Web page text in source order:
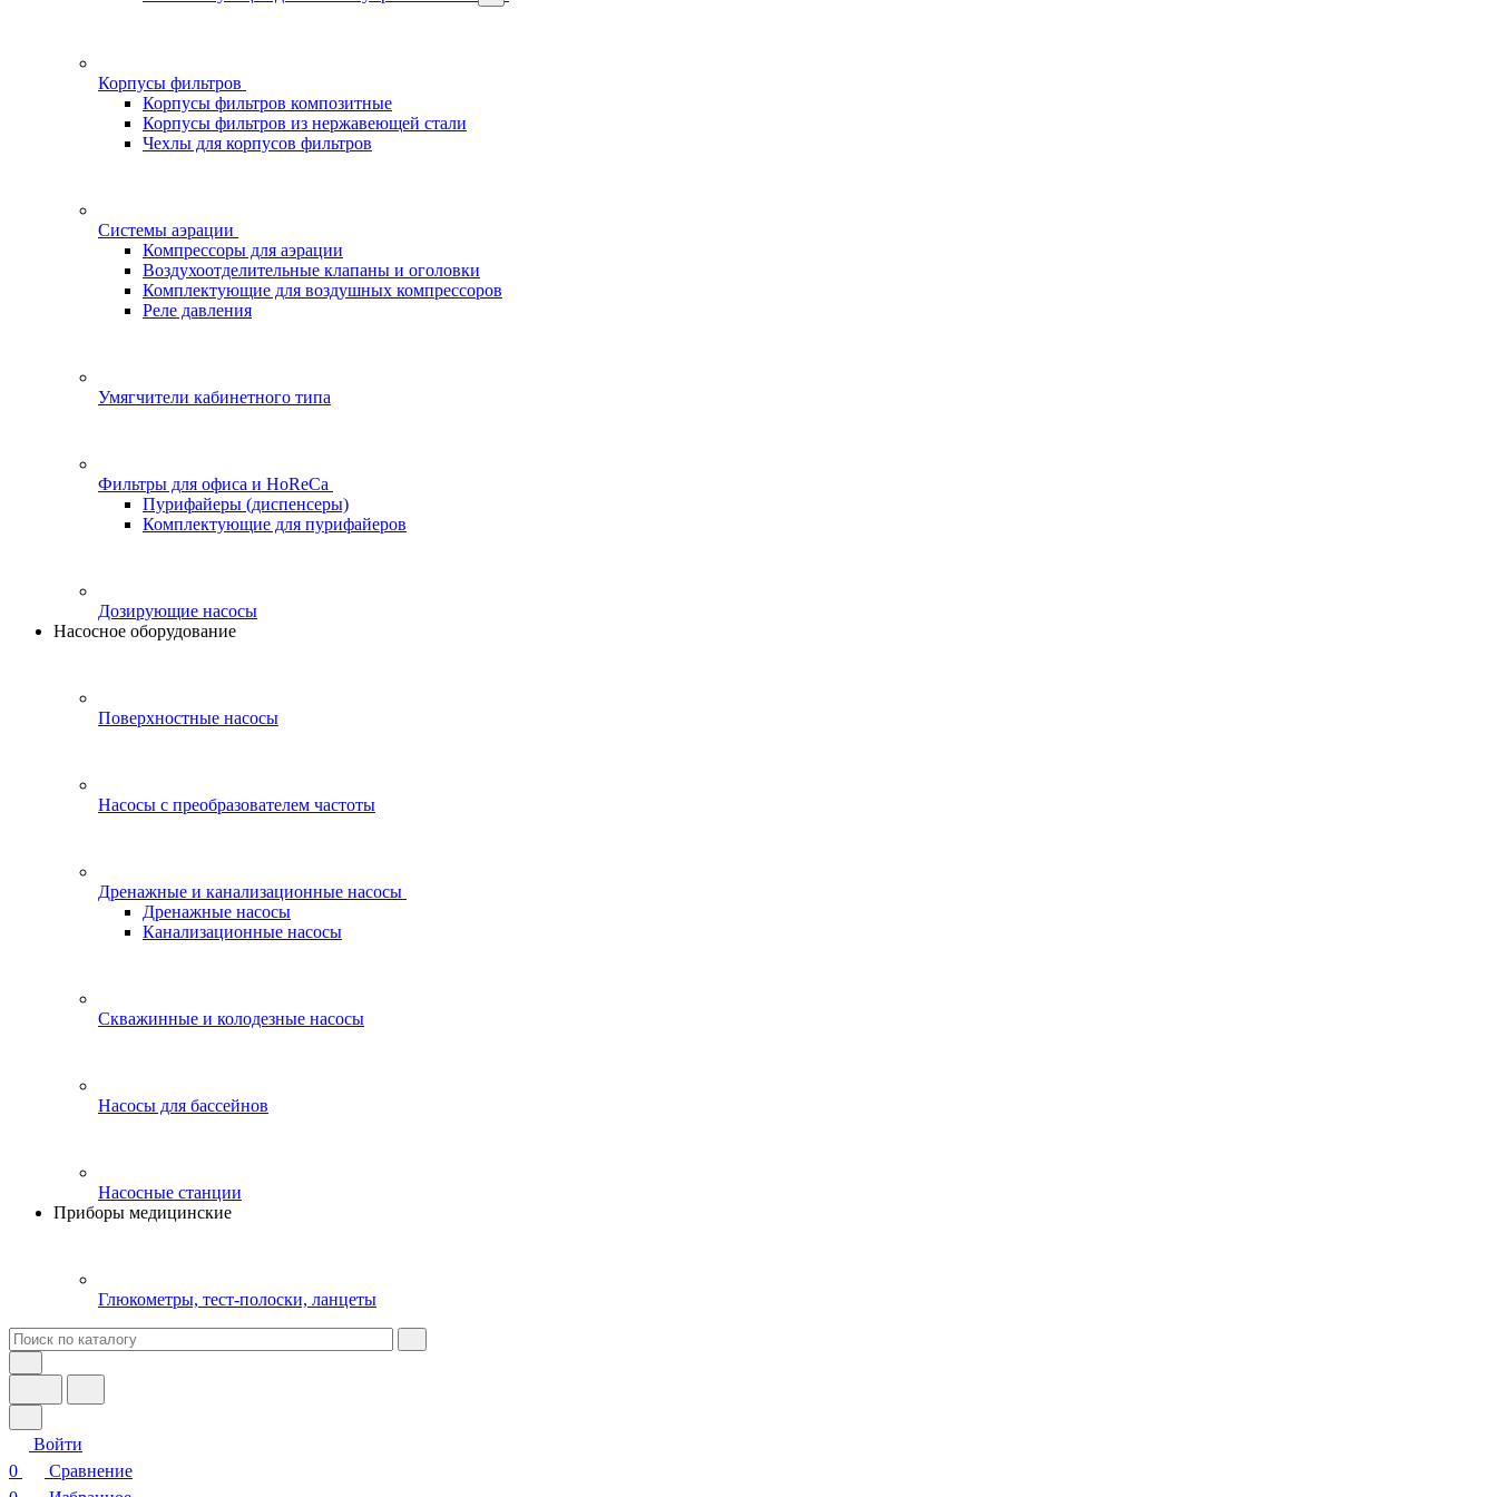
Корпусы фильтров
Корпусы фильтров композитные
Корпусы фильтров из нержавеющей стали
Чехлы для корпусов фильтров
Системы аэрации
Компрессоры для аэрации
Воздухоотделительные клапаны и оголовки
Комплектующие для воздушных компрессоров
Реле давления
Умягчители кабинетного типа
Фильтры для офиса и HoReCa
Пурифайеры (диспенсеры)
Комплектующие для пурифайеров
Дозирующие насосы
Насосное оборудование
Поверхностные насосы
Насосы с преобразователем частоты
Дренажные и канализационные насосы
Дренажные насосы
Канализационные насосы
Скважинные и колодезные насосы
Насосы для бассейнов
Насосные станции
Приборы медицинские
Глюкометры, тест-полоски, ланцеты
Войти
0
Сравнение